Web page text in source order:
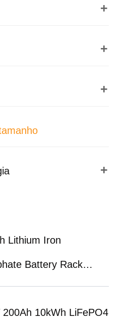
Lithium Iron
Battery Rack
for UPS Backup
and Telecom Energy
200Ah 10kWh LiFePO4